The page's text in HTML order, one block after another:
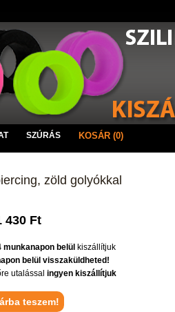
SZÚRÁS KOSÁR (0)
zöld golyókkal
430 Ft
munkanapon belül kiszállítjuk
belül visszaküldheted!
utalással ingyen kiszállítjuk